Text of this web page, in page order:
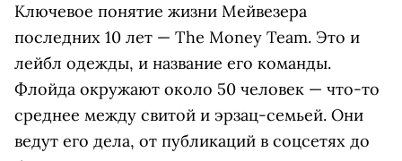
Ключевое понятие жизни Мейвезера
последних 10 лет — The Money Team. Это и
лейбл одежды, и название его команды.
Флойда окружают около 50 человек — что-то
среднее между свитой и эрзац-семьей. Они
ведут его дела, от публикаций в соцсетях до